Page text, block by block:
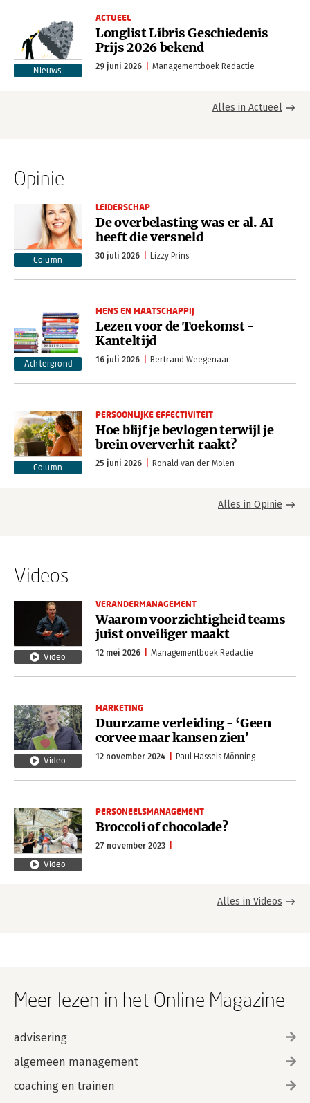
Nieuws
ACTUEEL
Longlist Libris Geschiedenis
Prijs 2026 bekend
29 juni 2026 Managementboek Redactie
Alles in Actueel
Opinie
Column
LEIDERSCHAP
De overbelasting was er al. AI
heeft die versneld
30 juli 2026 Lizzy Prins
Achtergrond
MENS EN MAATSCHAPPIJ
Lezen voor de Toekomst -
Kanteltijd
16 juli 2026 Bertrand Weegenaar
Column
PERSOONLIJKE EFFECTIVITEIT
Hoe blijf je bevlogen terwijl je
brein oververhit raakt?
25 juni 2026 Ronald van der Molen
Alles in Opinie
Videos
Video
VERANDERMANAGEMENT
Waarom voorzichtigheid teams
juist onveiliger maakt
12 mei 2026 Managementboek Redactie
Video
MARKETING
Duurzame verleiding - ‘Geen
corvee maar kansen zien’
12 november 2024 Paul Hassels Mönning
Video
PERSONEELSMANAGEMENT
Broccoli of chocolade?
27 november 2023
Alles in Videos
Meer lezen in het Online Magazine
advisering
algemeen management
coaching en trainen